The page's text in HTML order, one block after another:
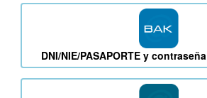
DNI/NIE/PASAPORTE y contraseña